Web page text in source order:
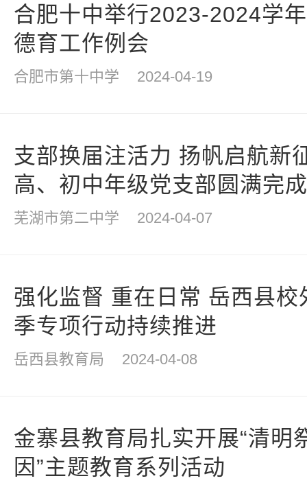
合肥十中举行2023-2024学
德育工作例会
合肥市第十中学 2024-04-19
支部换届注活力 扬帆启航
高、初中年级党支部圆满完
芜湖市第二中学 2024-04-07
强化监督 重在日常 岳西县
季专项行动持续推进
岳西县教育局 2024-04-08
金寨县教育局扎实开展“清明
因”主题教育系列活动